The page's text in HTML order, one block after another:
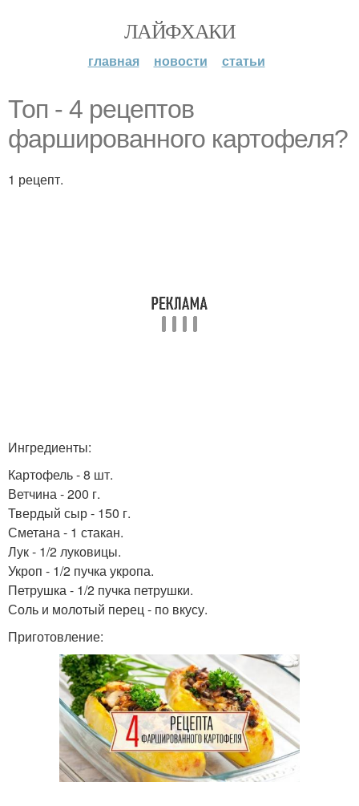
ЛАЙФХАКИ
главная новости статьи
Топ - 4 рецептов
фаршированного картофеля?
1 рецепт.
Ингредиенты:
Картофель - 8 шт.
Ветчина - 200 г.
Твердый сыр - 150 г.
Сметана - 1 стакан.
Лук - 1/2 луковицы.
Укроп - 1/2 пучка укропа.
Петрушка - 1/2 пучка петрушки.
Соль и молотый перец - по вкусу.
Приготовление: